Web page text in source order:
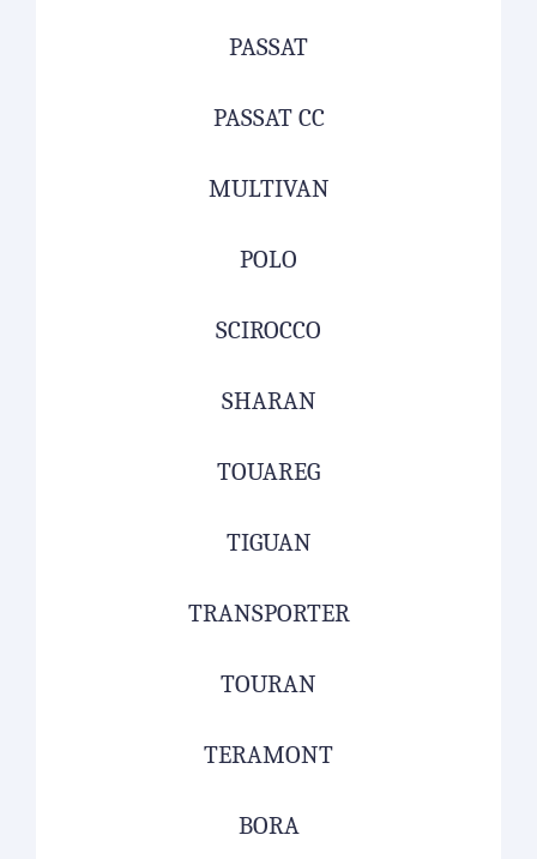
PASSAT
PASSAT CC
MULTIVAN
POLO
SCIROCCO
SHARAN
TOUAREG
TIGUAN
TRANSPORTER
TOURAN
TERAMONT
BORA